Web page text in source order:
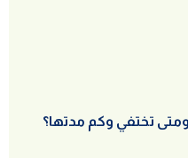
تختفي وكم مدتها؟